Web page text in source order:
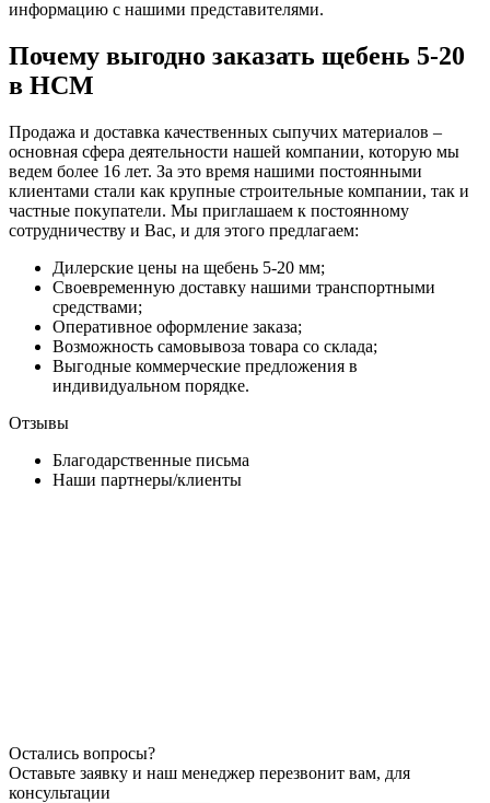
информацию с нашими представителями.
Почему выгодно заказать щебень 5-20
в НСМ
Продажа и доставка качественных сыпучих материалов –
основная сфера деятельности нашей компании, которую мы
ведем более 16 лет. За это время нашими постоянными
клиентами стали как крупные строительные компании, так и
частные покупатели. Мы приглашаем к постоянному
сотрудничеству и Вас, и для этого предлагаем:
Дилерские цены на щебень 5-20 мм;
Своевременную доставку нашими транспортными
средствами;
Оперативное оформление заказа;
Возможность самовывоза товара со склада;
Выгодные коммерческие предложения в
индивидуальном порядке.
Отзывы
Благодарственные письма
Наши партнеры/клиенты
Остались вопросы?
Оставьте заявку и наш менеджер перезвонит вам, для
консультации